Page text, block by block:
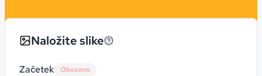
Naložite slike
Začetek Obvezno